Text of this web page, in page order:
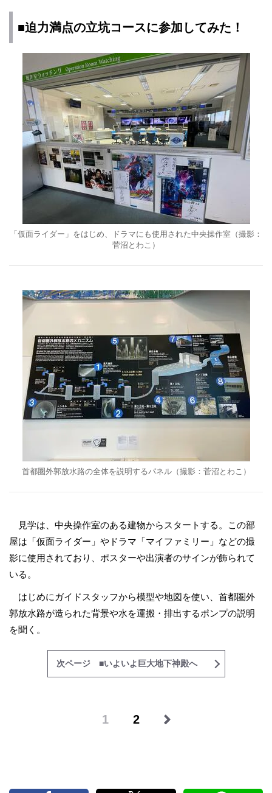
■迫力満点の立坑コースに参加してみた！
「仮面ライダー」をはじめ、ドラマにも使用された中央操作室（撮影：
菅沼とわこ）
首都圏外郭放水路の全体を説明するパネル（撮影：菅沼とわこ）
見学は、中央操作室のある建物からスタートする。この部
屋は「仮面ライダー」やドラマ「マイファミリー」などの撮
影に使用されており、ポスターや出演者のサインが飾られて
いる。
はじめにガイドスタッフから模型や地図を使い、首都圏外
郭放水路が造られた背景や水を運搬・排出するポンプの説明
を聞く。
次ページ ■いよいよ巨大地下神殿へ
1 2